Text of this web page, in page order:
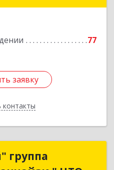
77
заявку
контакты
Подробнее
заявку
группагруппа